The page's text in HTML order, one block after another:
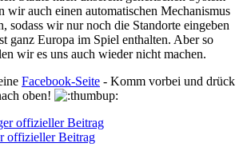
wir auch einen automatischen Mechanismus
sodass wir nur noch die Standorte eingeben
ganz Europa im Spiel enthalten. Aber so
wir es uns auch wieder nicht machen.
Facebook-Seite - Komm vorbei und drück
oben!
offizieller Beitrag
offizieller Beitrag